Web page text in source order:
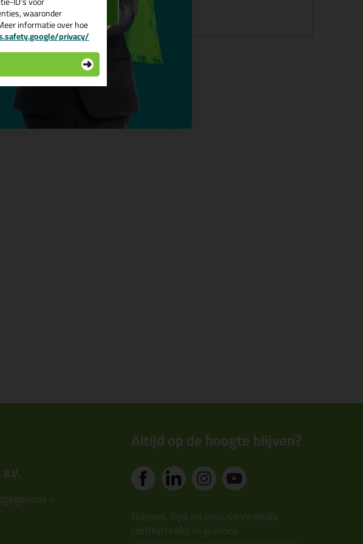
dit product?
Lees alles over dit product >
>
Altijd op de hoogte blijven?
Nieuws, tips en exclusieve deals
rechtstreeks in je inbox
waaronder
informatie over hoe
privacy/